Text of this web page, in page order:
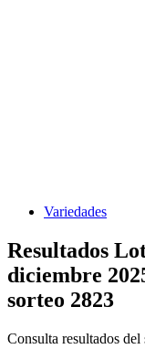
Variedades
Resultados
diciembre
sorteo 2823
Consulta resultados